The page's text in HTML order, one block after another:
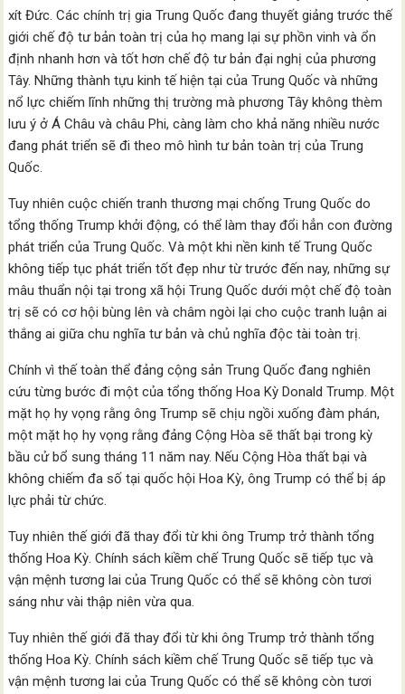
xít Đức. Các chính trị gia Trung Quốc đang thuyết giảng trước thế
giới chế độ tư bản toàn trị của họ mang lại sự phồn vinh và ổn
định nhanh hơn và tốt hơn chế độ tư bản đại nghị của phương
Tây. Những thành tựu kinh tế hiện tại của Trung Quốc và những
nổ lực chiếm lĩnh những thị trường mà phương Tây không thèm
lưu ý ở Á Châu và châu Phi, càng làm cho khả năng nhiều nước
đang phát triển sẽ đi theo mô hình tư bản toàn trị của Trung
Quốc.
Tuy nhiên cuộc chiến tranh thương mại chống Trung Quốc do
tổng thống Trump khởi động, có thể làm thay đổi hẳn con đường
phát triển của Trung Quốc. Và một khi nền kinh tế Trung Quốc
không tiếp tục phát triển tốt đẹp như từ trước đến nay, những sự
mâu thuẩn nội tại trong xã hội Trung Quốc dưới một chế độ toàn
trị sẽ có cơ hội bùng lên và châm ngòi lại cho cuộc tranh luận ai
thắng ai giữa chu nghĩa tư bản và chủ nghĩa độc tài toàn trị.
Chính vì thế toàn thể đảng cộng sản Trung Quốc đang nghiên
cứu từng bước đi một của tổng thống Hoa Kỳ Donald Trump. Một
mặt họ hy vọng rằng ông Trump sẽ chịu ngồi xuống đàm phán,
một mặt họ hy vọng rằng đảng Cộng Hòa sẽ thất bại trong kỳ
bầu cử bổ sung tháng 11 năm nay. Nếu Cộng Hòa thất bại và
không chiếm đa số tại quốc hội Hoa Kỳ, ông Trump có thể bị áp
lực phải từ chức.
Tuy nhiên thế giới đã thay đổi từ khi ông Trump trở thành tổng
thống Hoa Kỳ. Chính sách kiềm chế Trung Quốc sẽ tiếp tục và
vận mệnh tương lai của Trung Quốc có thể sẽ không còn tươi
sáng như vài thập niên vừa qua.
Tuy nhiên thế giới đã thay đổi từ khi ông Trump trở thành tổng
thống Hoa Kỳ. Chính sách kiềm chế Trung Quốc sẽ tiếp tục và
vận mệnh tương lai của Trung Quốc có thể sẽ không còn tươi